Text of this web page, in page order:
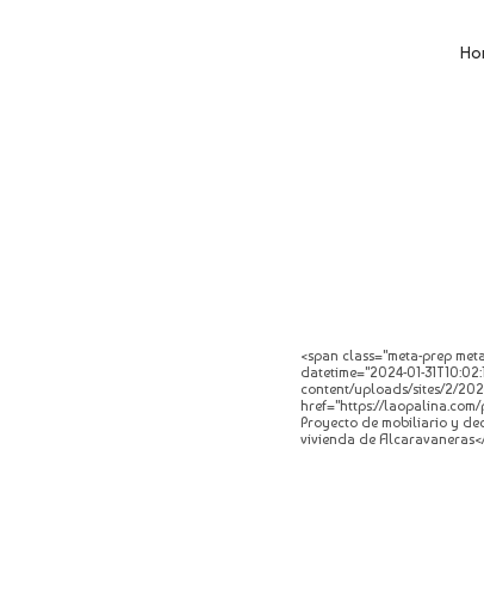
<span class="meta-prep
datetime="2024-01-
content/uploads/sites/2/
href="https://
Proyecto de mobiliario y
vivienda de